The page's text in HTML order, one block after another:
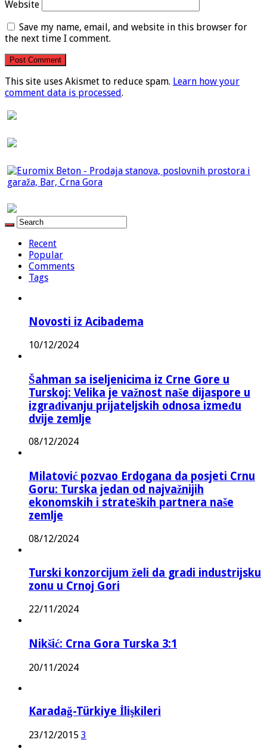
Website
Save my name, email, and website in this browser for
the next time I comment.
This site uses Akismet to reduce spam. Learn how your
comment data is processed.
Recent
Popular
Comments
Tags
Novosti iz Acibadema
10/12/2024
Šahman sa iseljenicima iz Crne Gore u
Turskoj: Velika je važnost naše dijaspore u
izgrađivanju prijateljskih odnosa između
dvije zemlje
08/12/2024
Milatović pozvao Erdogana da posjeti Crnu
Goru: Turska jedan od najvažnijih
ekonomskih i strateških partnera naše
zemlje
08/12/2024
Turski konzorcijum želi da gradi industrijsku
zonu u Crnoj Gori
22/11/2024
Nikšić: Crna Gora Turska 3:1
20/11/2024
Karadağ-Türkiye İlişkileri
23/12/2015 3